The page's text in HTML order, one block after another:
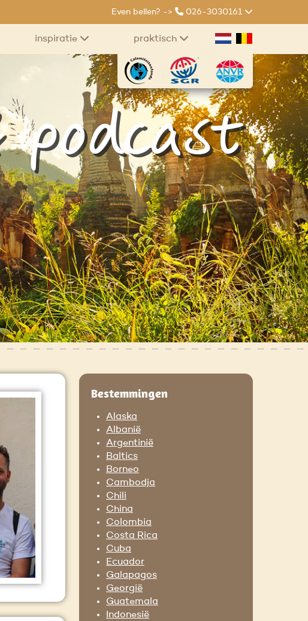
Even bellen? -> 026-3030161
inspiratie praktisch
podcast
Bestemmingen
Alaska
Albanië
Argentinië
Baltics
Borneo
Cambodja
Chili
China
Colombia
Costa Rica
Cuba
Ecuador
Galapagos
Georgië
Guatemala
Indonesië